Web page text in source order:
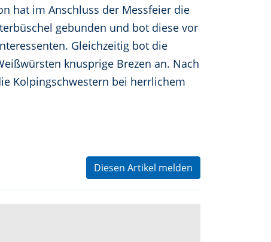
hat im Anschluss der Messfeier die
gebunden und bot diese vor
Gleichzeitig bot die
knusprige Brezen an. Nach
Kolpingschwestern bei herrlichem
Diesen Artikel melden